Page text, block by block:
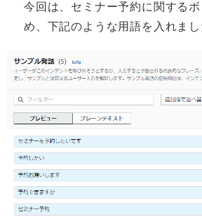
今回は、セミナー予約に関する
め、下記のような用語を入れまし